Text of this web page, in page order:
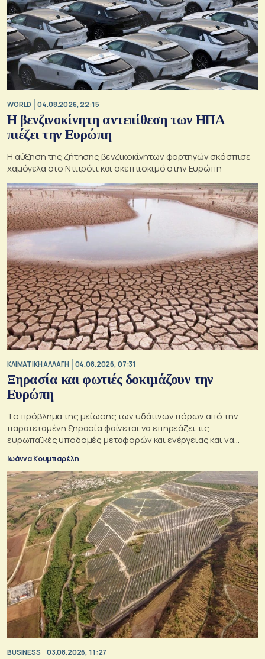
WORLD 04.08.2026, 22:15
Η βενζινοκίνητη αντεπίθεση των ΗΠΑ
πιέζει την Ευρώπη
Η αύξηση της ζήτησης βενζικοκίνητων φορτηγών σκόσπισε
χαμόγελα στο Ντιτρόιτ και σκεπτισκιμό στην Ευρώπη
ΚΛΙΜΑΤΙΚΗ ΑΛΛΑΓΗ 04.08.2026, 07:31
Ξηρασία και φωτιές δοκιμάζουν την
Ευρώπη
Το πρόβλημα της μείωσης των υδάτινων πόρων από την
παρατεταμένη ξηρασία φαίνεται να επηρεάζει τις
ευρωπαϊκές υποδομές μεταφορών και ενέργειας και να
απειλεί τη βιομηχανία
Ιωάννα Κουμπαρέλη
BUSINESS 03.08.2026, 11:27